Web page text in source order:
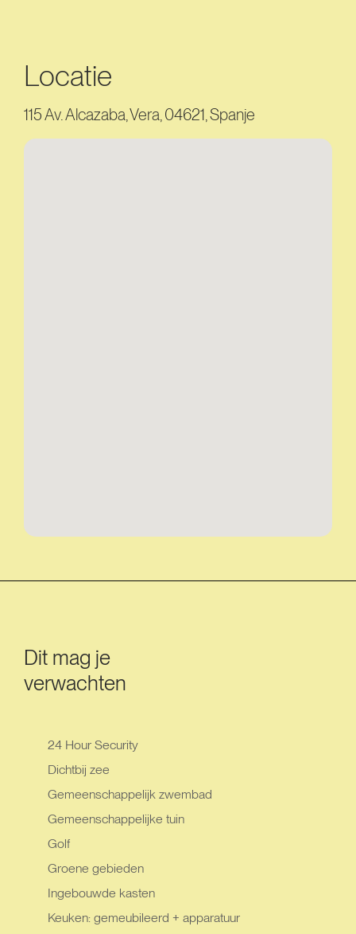
Locatie
115 Av. Alcazaba, Vera, 04621, Spanje
Dit mag je
verwachten
24 Hour Security
Dichtbij zee
Gemeenschappelijk zwembad
Gemeenschappelijke tuin
Golf
Groene gebieden
Ingebouwde kasten
Keuken: gemeubileerd + apparatuur